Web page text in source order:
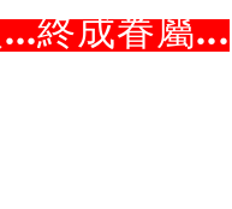
終成眷屬...